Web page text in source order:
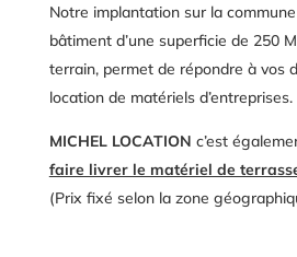
Notre implantation sur la
bâtiment d’une superficie de 250
terrain, permet de répondre à vos
location de matériels d’entreprises.
MICHEL LOCATION c’est
faire livrer le matériel de
(Prix fixé selon la zone